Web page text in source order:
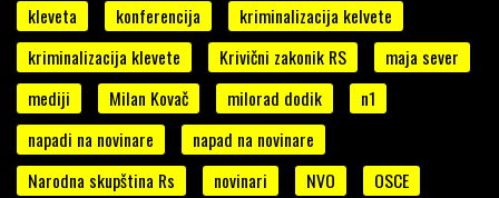
kleveta
konferencija
kriminalizacija kelvete
kriminalizacija klevete
Krivični zakonik RS
maja sever
mediji
Milan Kovač milorad dodik
n1
napadi na novinare
napad na novinare
Narodna skupština Rs
novinari NVO
OSCE